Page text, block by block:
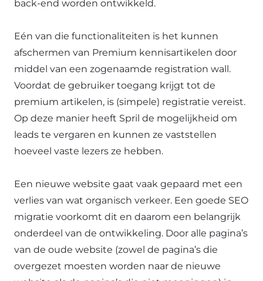
back-end worden ontwikkeld.
Eén van die functionaliteiten is het kunnen
afschermen van Premium kennisartikelen door
middel van een zogenaamde registration wall.
Voordat de gebruiker toegang krijgt tot de
premium artikelen, is (simpele) registratie vereist.
Op deze manier heeft Spril de mogelijkheid om
leads te vergaren en kunnen ze vaststellen
hoeveel vaste lezers ze hebben.
Een nieuwe website gaat vaak gepaard met een
verlies van wat organisch verkeer. Een goede SEO
migratie voorkomt dit en daarom een belangrijk
onderdeel van de ontwikkeling. Door alle pagina’s
van de oude website (zowel de pagina’s die
overgezet moesten worden naar de nieuwe